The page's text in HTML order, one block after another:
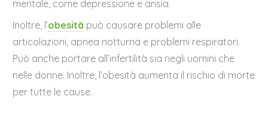
mentale, come depressione e ansia.
Inoltre, l’obesità può causare problemi alle
articolazioni, apnea notturna e problemi respiratori.
Può anche portare all’infertilità sia negli uomini che
nelle donne. Inoltre, l’obesità aumenta il rischio di morte
per tutte le cause.